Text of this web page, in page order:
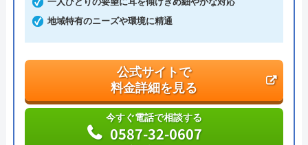
本社所在地
〒491-0062
愛知県一宮市西島町1丁目29番地1
地域特有のニーズや環境に精通
公式サイトで
料金詳細を見る
今すぐ電話で相談する
0587-32-0607